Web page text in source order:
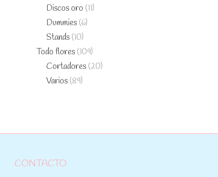
Discos oro (11)
Dummies (6)
Stands (10)
Todo flores (109)
Cortadores (20)
Varios (89)
CONTACTO